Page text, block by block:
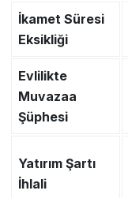
İkamet Süresi
Eksikliği
Evlilikte
Muvazaa
Şüphesi
Yatırım Şartı
İhlali